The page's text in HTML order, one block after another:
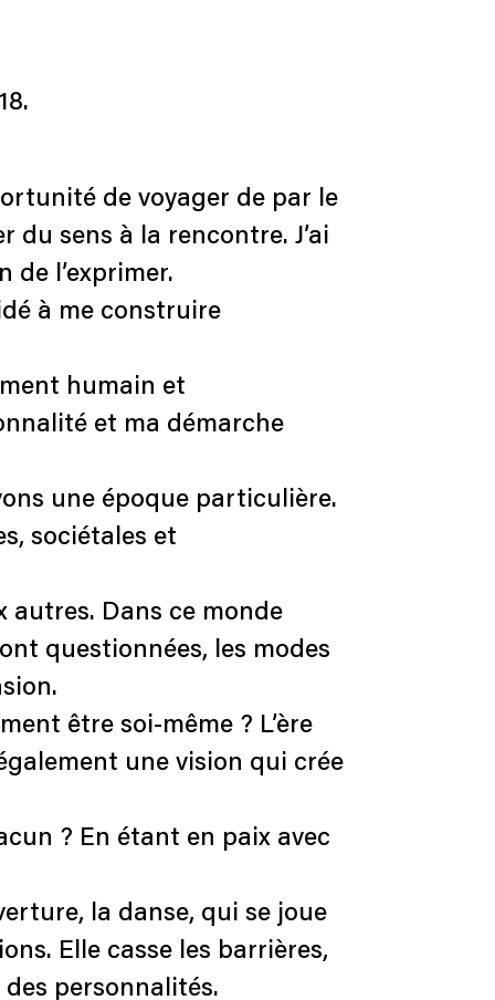
de voyager de par le
du sens à la rencontre. J’ai
l’exprimer.
à me construire
humain et
et ma démarche
une époque particulière.
sociétales et
Dans ce monde
questionnées, les modes
être soi-même ? L’ère
une vision qui crée
? En étant en paix avec
la danse, qui se joue
Elle casse les barrières,
personnalités.